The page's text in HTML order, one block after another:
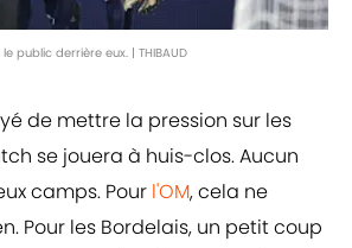
public derrière eux. | THIBAUD
de mettre la pression sur les
se jouera à huis-clos. Aucun
camps. Pour l'OM, cela ne
Pour les Bordelais, un petit coup